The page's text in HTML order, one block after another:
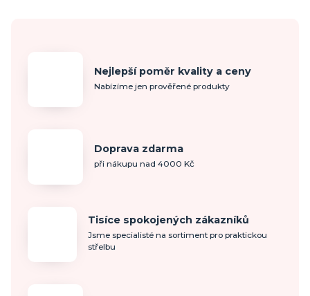
Nejlepší poměr kvality a ceny
Nabízíme jen prověřené produkty
Doprava zdarma
při nákupu nad 4000 Kč
Tisíce spokojených zákazníků
Jsme specialisté na sortiment pro praktickou
střelbu